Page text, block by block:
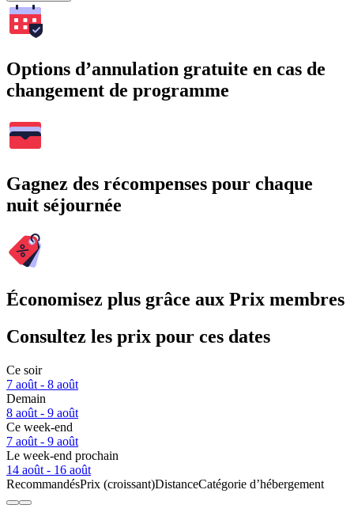
Options d’annulation gratuite en cas de
changement de programme
Gagnez des récompenses pour chaque
nuit séjournée
Économisez plus grâce aux Prix membres
Consultez les prix pour ces dates
Ce soir
7 août - 8 août
Demain
8 août - 9 août
Ce week-end
7 août - 9 août
Le week-end prochain
14 août - 16 août
RecommandésPrix (croissant)DistanceCatégorie d’hébergement